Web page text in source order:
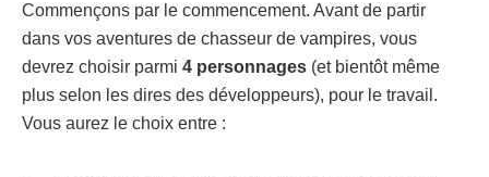
Commençons par le commencement. Avant de partir
dans vos aventures de chasseur de vampires, vous
devrez choisir parmi 4 personnages (et bientôt même
plus selon les dires des développeurs), pour le travail.
Vous aurez le choix entre :